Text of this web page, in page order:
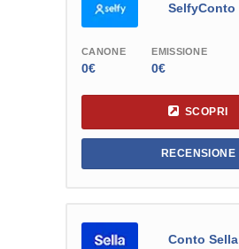
SelfyConto
CANONE
0€
EMISSIONE
0€
SCOPRI
RECENSIONE
Conto Sella